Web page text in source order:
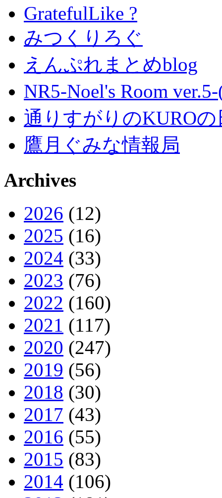
GratefulLike ?
みつくりろぐ
えんぷれまとめblog
NR5-Noel's Room
通りすがりのKURO
鷹月ぐみな情報局
Archives
2026 (12)
2025 (16)
2024 (33)
2023 (76)
2022 (160)
2021 (117)
2020 (247)
2019 (56)
2018 (30)
2017 (43)
2016 (55)
2015 (83)
2014 (106)